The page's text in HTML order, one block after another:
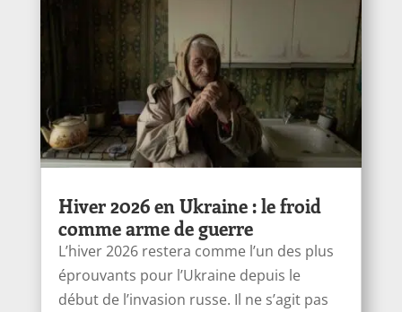
Hiver 2026 en Ukraine : le froid
comme arme de guerre
L’hiver 2026 restera comme l’un des plus
éprouvants pour l’Ukraine depuis le
début de l’invasion russe. Il ne s’agit pas